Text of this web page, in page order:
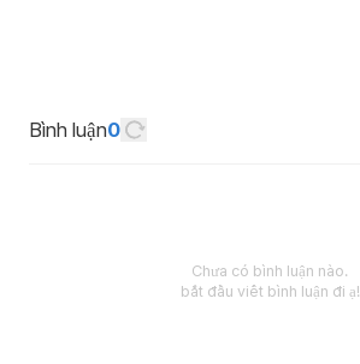
Bình luận0
Chưa có bình luận nào.
bắt đầu viết bình luận đi ạ!